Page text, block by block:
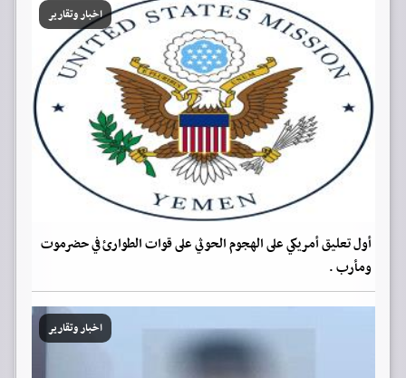
اخبار وتقارير
أول تعليق أمريكي على الهجوم الحوثي على قوات الطوارئ في حضرموت
ومأرب .
اخبار وتقارير